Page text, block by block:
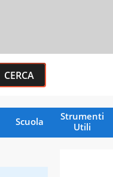
Scuola
Strumenti
Utili